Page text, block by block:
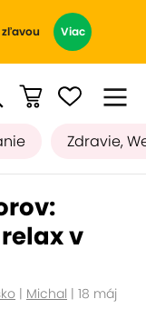
zľavou Viac
Zdravie,
v
| Michal | 18 máj